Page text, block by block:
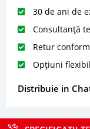
30 de ani de
Consultanță
Retur
Opțiuni
Distribuie in